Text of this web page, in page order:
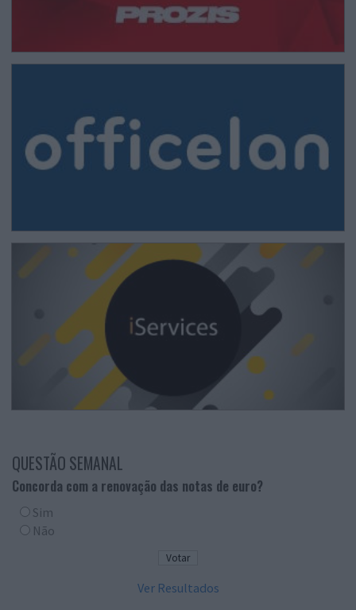
QUESTÃO SEMANAL
Concorda com a renovação das notas de euro?
Sim
Não
Ver Resultados